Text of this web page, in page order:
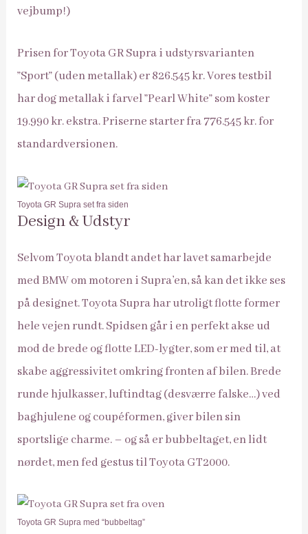
vejbump!)
Prisen for Toyota GR Supra i udstyrsvarianten
”Sport” (uden metallak) er 826.545 kr. Vores testbil
har dog metallak i farvel ”Pearl White” som koster
19.990 kr. ekstra. Priserne starter fra 776.545 kr. for
standardversionen.
Toyota GR Supra set fra siden
Design & Udstyr
Selvom Toyota blandt andet har lavet samarbejde
med BMW om motoren i Supra’en, så kan det ikke ses
på designet. Toyota Supra har utroligt flotte former
hele vejen rundt. Spidsen går i en perfekt akse ud
mod de brede og flotte LED-lygter, som er med til, at
skabe aggressivitet omkring fronten af bilen. Brede
runde hjulkasser, luftindtag (desværre falske…) ved
baghjulene og coupéformen, giver bilen sin
sportslige charme. – og så er bubbeltaget, en lidt
nørdet, men fed gestus til Toyota GT2000.
Toyota GR Supra med “bubbeltag”